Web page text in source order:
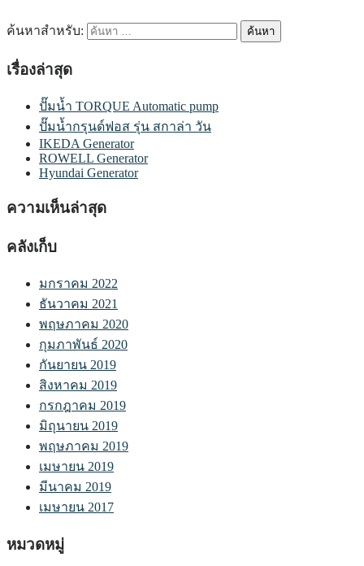
ค้นหาสำหรับ:
เรื่องล่าสุด
ปั๊มน้ำ TORQUE Automatic pump
ปั๊มน้ำกรุนด์ฟอส รุ่น สกาล่า วัน
IKEDA Generator
ROWELL Generator
Hyundai Generator
ความเห็นล่าสุด
คลังเก็บ
มกราคม 2022
ธันวาคม 2021
พฤษภาคม 2020
กุมภาพันธ์ 2020
กันยายน 2019
สิงหาคม 2019
กรกฎาคม 2019
มิถุนายน 2019
พฤษภาคม 2019
เมษายน 2019
มีนาคม 2019
เมษายน 2017
หมวดหมู่